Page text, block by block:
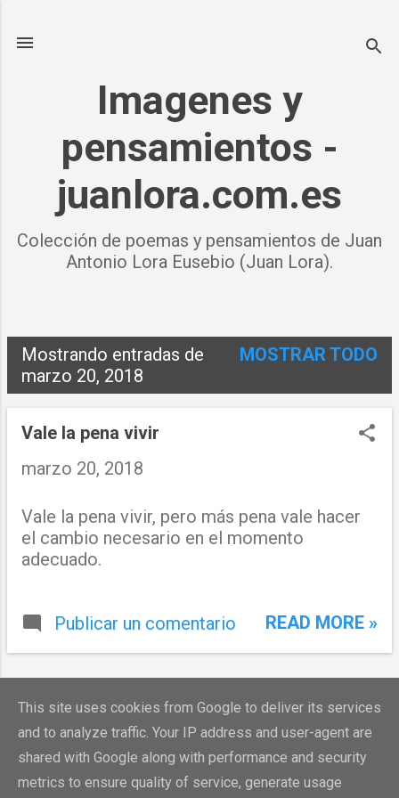
Imagenes y
pensamientos -
juanlora.com.es
Colección de poemas y pensamientos de Juan
Antonio Lora Eusebio (Juan Lora).
n
Mostrando entradas de
marzo 20, 2018
MOSTRAR TODO
Vale la pena vivir
marzo 20, 2018
Vale la pena vivir, pero más pena vale hacer
el cambio necesario en el momento
adecuado.
Publicar un comentario READ MORE »
MÁS ENTRADAS
Con la tecnología de Blogger
This site uses cookies from Google to deliver its services
and to analyze traffic. Your IP address and user-agent are
shared with Google along with performance and security
metrics to ensure quality of service, generate usage